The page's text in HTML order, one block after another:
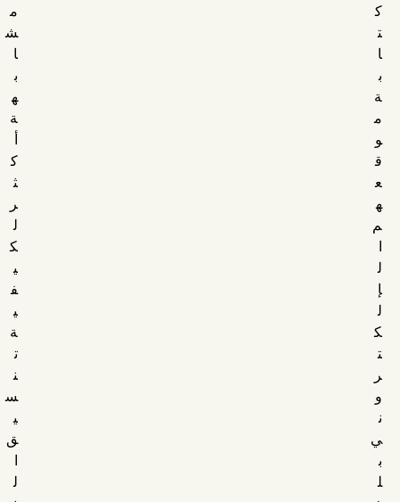
ك
ت
ا
ب
ة
م
و
ق
ع
ه
م
ا
ل
إ
ل
ك
ت
ر
و
ن
ي
ب
ل
م
ش
ا
ب
ه
ة
أ
ك
ث
ر
ل
ك
ي
ف
ي
ة
ت
ن
س
ي
ق
ا
ل